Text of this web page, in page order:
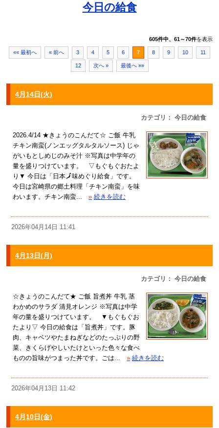
今日の給食
605件中、61～70件を表示
«« 最初へ « 前へ 3 4 5 6 7 8 9 10 11
12 次へ » 最後へ »»
4月14日(火)
カテゴリ： 今日の給食
2026.4/14 ★きょうのこんだて☆ ご飯 牛乳
チキン南蛮(ノンエッグタルタルソース) じゃ
がいもとしめじのみそ汁 ※写真は中学年の
量を盛りつけています。 ▽もぐもぐおたよ
り▼ 今日は「日本🗾味めぐり給食」です。
今日は宮崎県の郷土料理「チキン南蛮」を味
わいます。チキン南蛮...
» 続きを読む
2026年04月14日 11:41
4月13日(月)
カテゴリ： 今日の給食
☆きょうのこんだて★ ご飯 旨煮丼 牛乳 茎
わかめのサラダ 清見オレンジ ※写真は中学
年の量を盛りつけています。 ▼もぐもぐお
たより▽ 今日の給食は「旨煮丼」です。豚
肉、キャベツやたまねぎなどのたっぷりの野
菜、きくらげやしいたけといった色々な食べ
ものの旨味がつまった丼です。ごは...
» 続きを読む
2026年04月13日 11:42
4月10日(金)